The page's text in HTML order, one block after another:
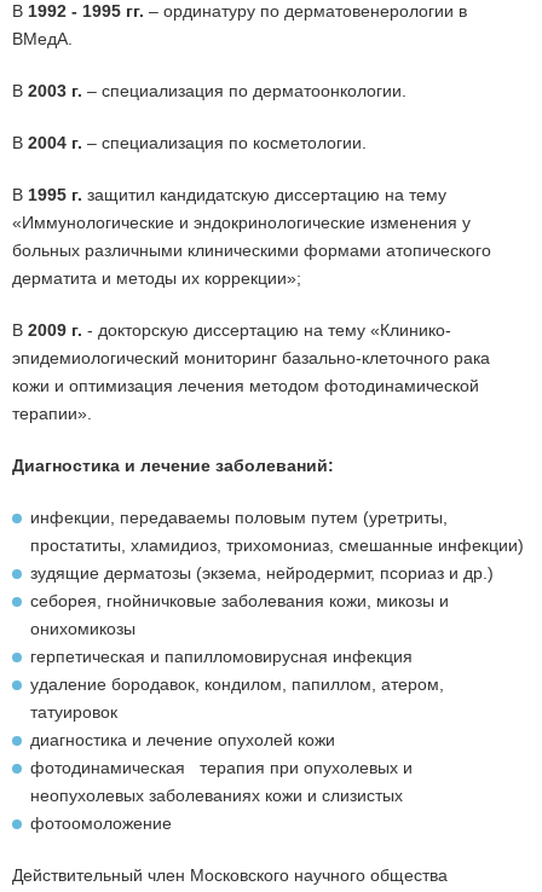
В 1992 - 1995 гг. – ординатуру по дерматовенерологии в
ВМедА.
В 2003 г. – специализация по дерматоонкологии.
В 2004 г. – специализация по косметологии.
В 1995 г. защитил кандидатскую диссертацию на тему
«Иммунологические и эндокринологические изменения у
больных различными клиническими формами атопического
дерматита и методы их коррекции»;
В 2009 г. - докторскую диссертацию на тему «Клинико-
эпидемиологический мониторинг базально-клеточного рака
кожи и оптимизация лечения методом фотодинамической
терапии».
Диагностика и лечение заболеваний:
инфекции, передаваемы половым путем (уретриты,
простатиты, хламидиоз, трихомониаз, смешанные инфекции)
зудящие дерматозы (экзема, нейродермит, псориаз и др.)
себорея, гнойничковые заболевания кожи, микозы и
онихомикозы
герпетическая и папилломовирусная инфекция
удаление бородавок, кондилом, папиллом, атером,
татуировок
диагностика и лечение опухолей кожи
фотодинамическая терапия при опухолевых и
неопухолевых заболеваниях кожи и слизистых
фотоомоложение
Действительный член Московского научного общества